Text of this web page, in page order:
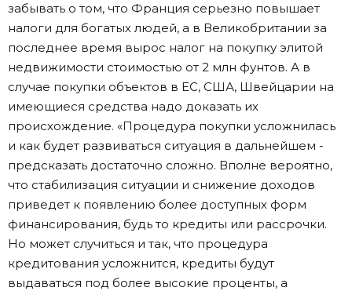
забывать о том, что Франция серьезно повышает
налоги для богатых людей, а в Великобритании за
последнее время вырос налог на покупку элитой
недвижимости стоимостью от 2 млн фунтов. А в
случае покупки объектов в ЕС, США, Швейцарии на
имеющиеся средства надо доказать их
происхождение. «Процедура покупки усложнилась
и как будет развиваться ситуация в дальнейшем -
предсказать достаточно сложно. Вполне вероятно,
что стабилизация ситуации и снижение доходов
приведет к появлению более доступных форм
финансирования, будь то кредиты или рассрочки.
Но может случиться и так, что процедура
кредитования усложнится, кредиты будут
выдаваться под более высокие проценты, а